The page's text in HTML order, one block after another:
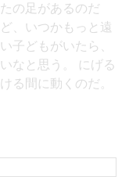
の足があるのだ
、いつかもっと遠
子どもがいたら、
なと思う。 にげる
る間に動くのだ。